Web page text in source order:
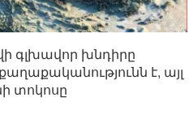
գլխավոր խնդիրը
է, այլ
տոկոսը